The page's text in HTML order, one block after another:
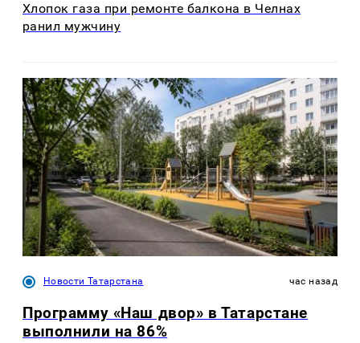
Хлопок газа при ремонте балкона в Челнах
ранил мужчину
Новости Татарстана час назад
Программу «Наш двор» в Татарстане
выполнили на 86%